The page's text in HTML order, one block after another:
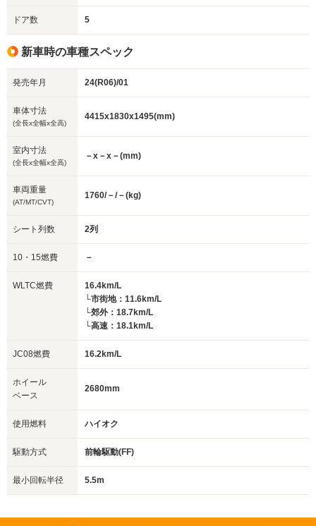
ドア数 5
新車時の車種スペック
発売年月 24(R06)/01
車体寸法
(全長x全幅x全高)
4415x1830x1495(mm)
室内寸法
(全長x全幅x全高)
－x－x－(mm)
車両重量
(AT/MT/CVT)
1760/－/－(kg)
シート列数 2列
10・15燃費 －
WLTC燃費
16.4km/L
└市街地：11.6km/L
└郊外：18.7km/L
└高速：18.1km/L
JC08燃費 16.2km/L
ホイール
ベース
2680mm
使用燃料 ハイオク
駆動方式 前輪駆動(FF)
最小回転半径 5.5m